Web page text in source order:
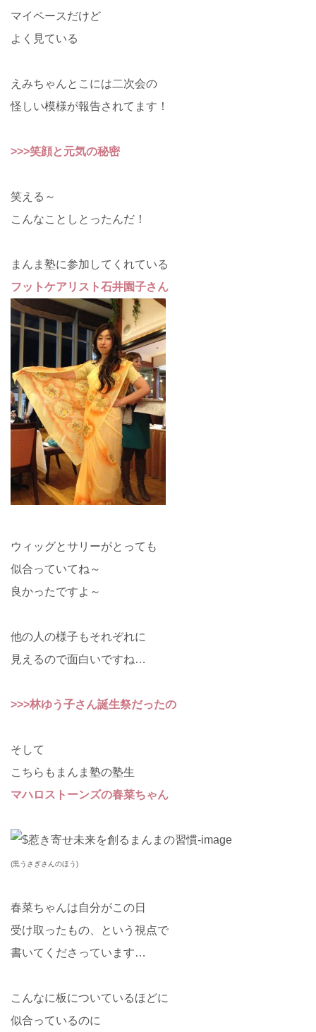
マイペースだけど
よく見ている
えみちゃんとこには二次会の
怪しい模様が報告されてます！
>>>笑顔と元気の秘密
笑える～
こんなことしとったんだ！
まんま塾に参加してくれている
フットケアリスト石井園子さん
ウィッグとサリーがとっても
似合っていてね～
良かったですよ～
他の人の様子もそれぞれに
見えるので面白いですね…
>>>林ゆう子さん誕生祭だったの
そして
こちらもまんま塾の塾生
マハロストーンズの春菜ちゃん
(黒うさぎさんのほう)
春菜ちゃんは自分がこの日
受け取ったもの、という視点で
書いてくださっています…
こんなに板についているほどに
似合っているのに